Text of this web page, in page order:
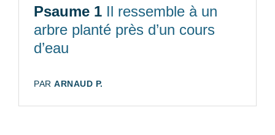
Psaume 1 Il ressemble à un
arbre planté près d’un cours
d’eau
AUTEUR:
PAR ARNAUD P.